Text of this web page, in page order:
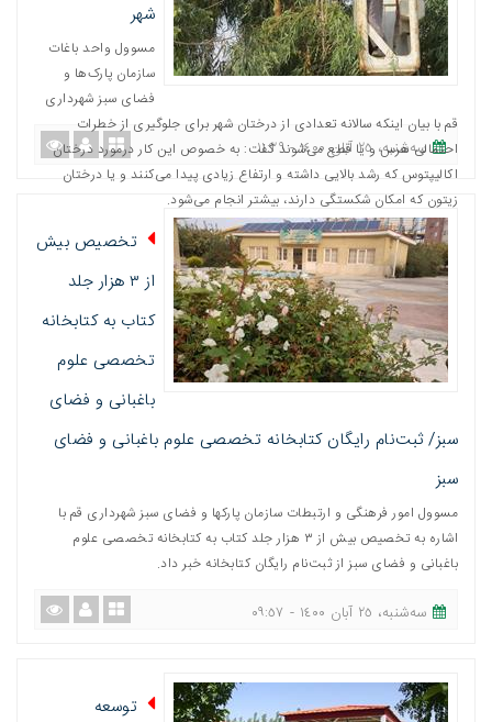
شهر
مسوول واحد باغات
سازمان پارک‌ها و
فضای سبز شهرداری
قم با بیان اینکه سالانه تعدادی از درختان شهر برای جلوگیری از خطرات
احتمالی هرس و یا قطع می‌شوند گفت: به خصوص این کار درمورد درختان
اکالیپتوس که رشد بالایی داشته و ارتفاع زیادی پیدا می‌کنند و یا درختان
زیتون که امکان شکستگی دارند، بیشتر انجام می‌شود.
ﺳﻪشنبه، ٢٥ آبان ١٤٠٠ - ١١:٢٩
تخصیص بیش
از ٣ هزار جلد
کتاب به کتابخانه
تخصصی علوم
باغبانی و فضای
سبز/ ثبت‌نام رایگان کتابخانه تخصصی علوم باغبانی و فضای
سبز
مسوول امور فرهنگی و ارتبطات سازمان پارکها و فضای سبز شهرداری قم با
اشاره به تخصیص بیش از ٣ هزار جلد کتاب به کتابخانه تخصصی علوم
باغبانی و فضای سبز از ثبت‌نام رایگان کتابخانه خبر داد.
ﺳﻪشنبه، ٢٥ آبان ١٤٠٠ - ٠٩:٥٧
توسعه